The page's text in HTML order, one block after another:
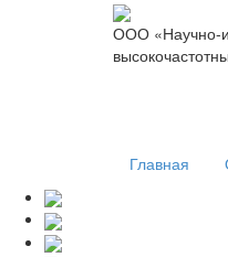
ООО «Научно-
Главная